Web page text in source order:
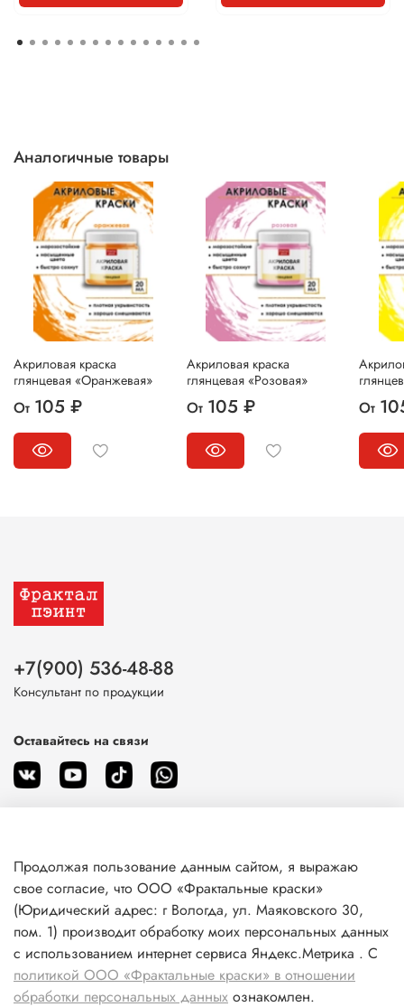
Аналогичные товары
Акриловая краска
глянцевая «Оранжевая»
От 105 ₽
Акриловая краска
глянцевая «Розовая»
От 105 ₽ От
О магазине
Клиентам
Информация
+7(900) 536-48-88
Консультант по продукции
Оставайтесь на связи
Продолжая пользование данным сайтом, я выражаю
свое согласие, что ООО «Фрактальные краски»
(Юридический адрес: г Вологда, ул. Маяковского 30,
пом. 1) производит обработку моих персональных данных
с использованием интернет сервиса Яндекс.Метрика . С
политикой ООО «Фрактальные краски» в отношении
обработки персональных данных ознакомлен.